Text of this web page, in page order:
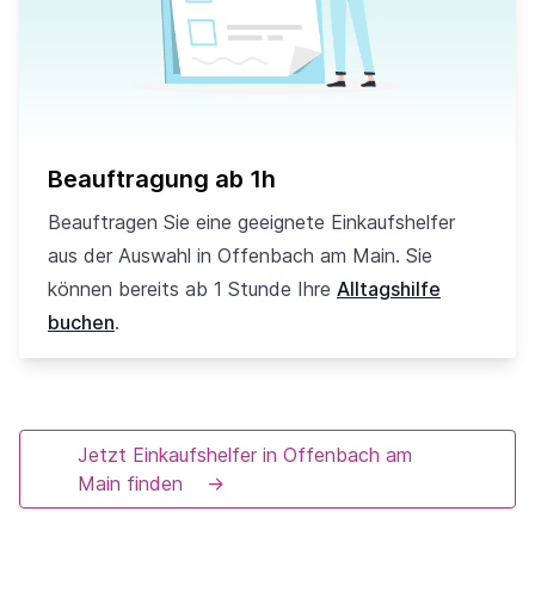
Beauftragung ab 1h
Beauftragen Sie eine geeignete Einkaufshelfer
aus der Auswahl in Offenbach am Main. Sie
können bereits ab 1 Stunde Ihre Alltagshilfe
buchen.
Jetzt Einkaufshelfer in Offenbach am
Main finden
→